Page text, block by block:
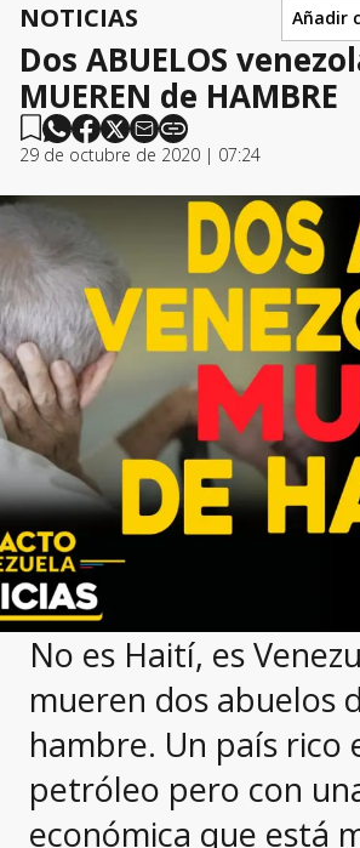
NOTICIAS Añadir
Dos ABUELOS
MUEREN de HAMBRE
29 de octubre de 2020 | 07:24
No es Haití, es
mueren dos abuelos
hambre. Un país rico
petróleo pero con
económica que está